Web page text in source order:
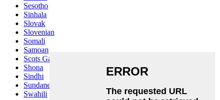
Sesotho
Sinhala
Slovak
Slovenian
Somali
Samoan
Scots Gaelic
Shona
Sindhi
Sundanese
Swahili